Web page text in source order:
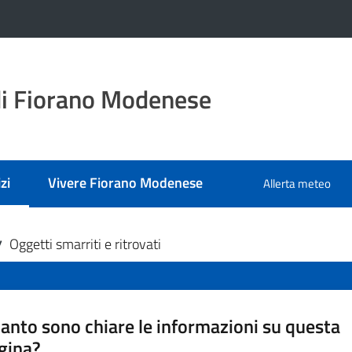
Fiorano Modenese
selezionatoVivere Fiorano Modenese Allerta meteo
Oggetti smarriti e ritrovati
sono chiare le informazioni su questa